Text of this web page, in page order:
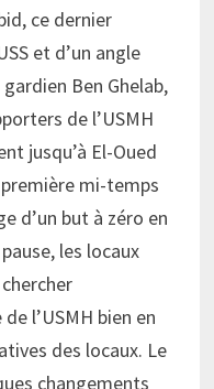
ce dernier
et d’un angle
Ben Ghelab,
de l’USMH
jusqu’à El-Oued
mi-temps
d’un but à zéro en
les locaux
l’USMH bien en
des locaux. Le
changements